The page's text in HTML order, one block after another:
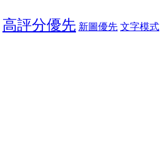
高評分優先 新圖優先 文字模式